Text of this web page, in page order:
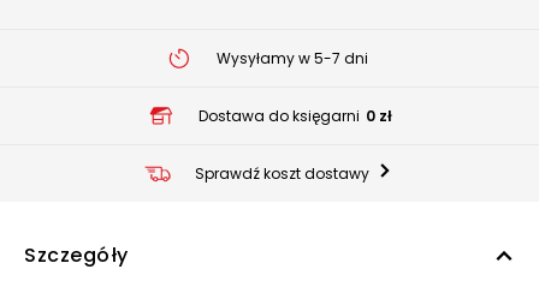
Wysyłamy w 5-7 dni
Dostawa do księgarni 0 zł
Sprawdź koszt dostawy
Szczegóły